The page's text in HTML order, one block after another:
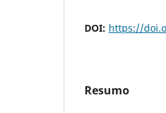
DOI: https://
Resumo